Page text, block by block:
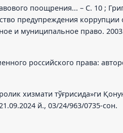
поощрения... – С. 10 ;
предупреждения коррупции
и муниципальное право.
российского права:
хизмати тўғрисида»ги
й., 03/24/963/0735-сон.